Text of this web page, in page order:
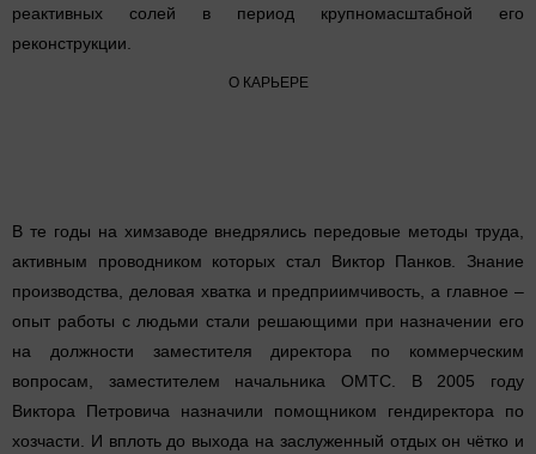
реактивных солей в период крупномасштабной его
реконструкции.
О КАРЬЕРЕ
В те годы на химзаводе внедрялись передовые методы труда,
активным проводником которых стал Виктор Панков. Знание
производства, деловая хватка и предприимчивость, а главное –
опыт работы с людьми стали решающими при назначении его
на должности заместителя директора по коммерческим
вопросам, заместителем начальника ОМТС. В 2005 году
Виктора Петровича назначили помощником гендиректора по
хозчасти. И вплоть до выхода на заслуженный отдых он чётко и